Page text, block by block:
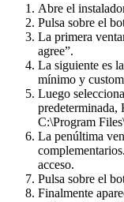
Abre el
Pulsa sobre el
La primera
agree”.
La siguiente es
mínimo y
Luego
predeterminada,
C:\Program
La penúltima
acceso.
Pulsa sobre el
Finalmente